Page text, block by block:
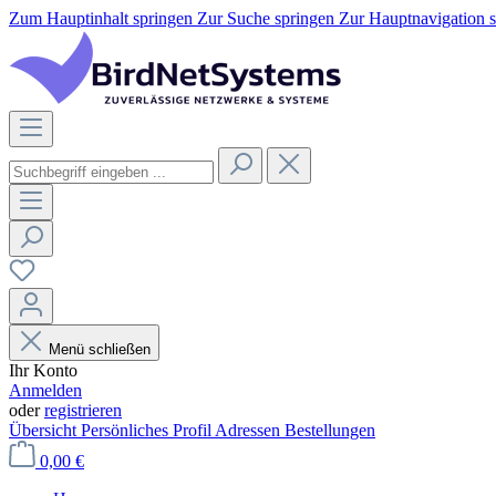
Zum Hauptinhalt springen Zur Suche springen Zur Hauptnavigation
Menü schließen
Ihr Konto
Anmelden
oderregistrieren
Übersicht Persönliches Profil Adressen Bestellungen
0,00 €